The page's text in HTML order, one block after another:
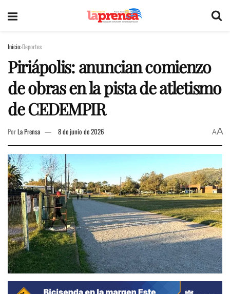
Inicio Deportes
Piriápolis: anuncian comienzo
de obras en la pista de atletismo
de CEDEMPIR
PorLa Prensa 8 de junio de 2026 AA